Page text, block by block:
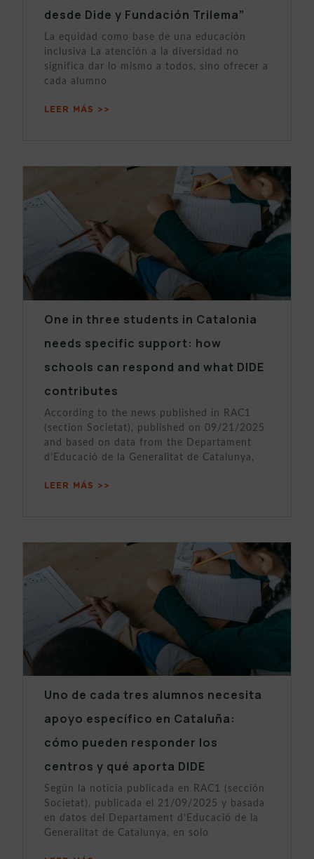
desde Dide y Fundación Trilema”
La equidad como base de una educación
inclusiva La atención a la diversidad no
significa dar lo mismo a todos, sino ofrecer a
cada alumno
LEER MÁS >>
One in three students in Catalonia
needs specific support: how
schools can respond and what DIDE
contributes
According to the news published in RAC1
(section Societat), published on 09/21/2025
and based on data from the Departament
d’Educació de la Generalitat de Catalunya,
LEER MÁS >>
Uno de cada tres alumnos necesita
apoyo específico en Cataluña:
cómo pueden responder los
centros y qué aporta DIDE
Según la noticia publicada en RAC1 (sección
Societat), publicada el 21/09/2025 y basada
en datos del Departament d’Educació de la
Generalitat de Catalunya, en solo